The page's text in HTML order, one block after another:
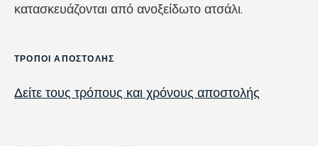
κατασκευάζονται από ανοξείδωτο ατσάλι.
ΤΡΟΠΟΙ ΑΠΟΣΤΟΛΗΣ
Δείτε τους τρόπους και χρόνους αποστολής